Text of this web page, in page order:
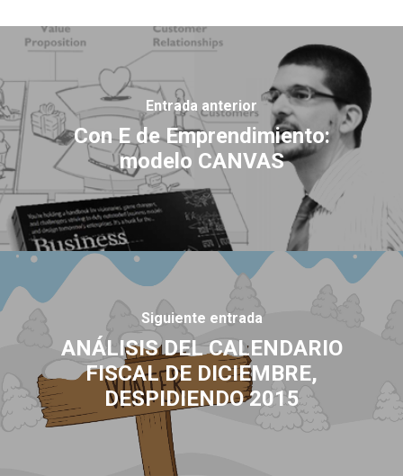
Entrada anterior
Con E de Emprendimiento:
modelo CANVAS
Siguiente entrada
ANÁLISIS DEL CALENDARIO
FISCAL DE DICIEMBRE,
DESPIDIENDO 2015